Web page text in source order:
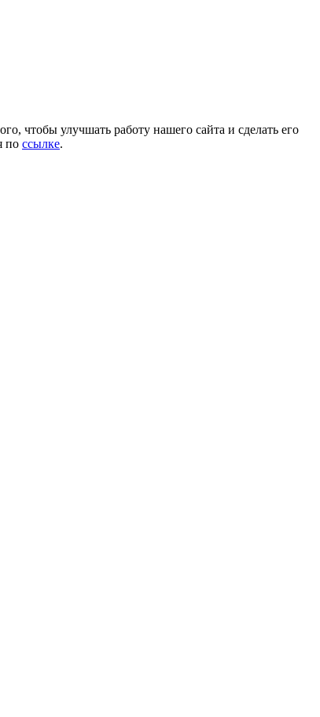
чтобы улучшать работу нашего сайта и сделать его
по ссылке.